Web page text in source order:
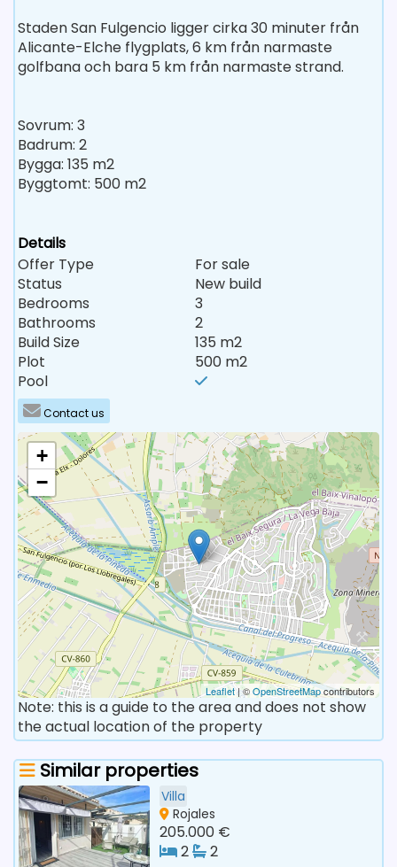
Staden San Fulgencio ligger cirka 30 minuter från
Alicante-Elche flygplats, 6 km från narmaste
golfbana och bara 5 km från narmaste strand.
Sovrum: 3
Badrum: 2
Bygga: 135 m2
Byggtomt: 500 m2
Details
Offer Type
For sale
Status
New build
Bedrooms
3
Bathrooms
2
Build Size
135 m2
Plot
500 m2
Pool
Contact us
+
−
Leaflet| ©OpenStreetMapcontributors
Note: this is a guide to the area and does not show
the actual location of the property
Similar properties
Villa
Rojales
205.000 €
2
2